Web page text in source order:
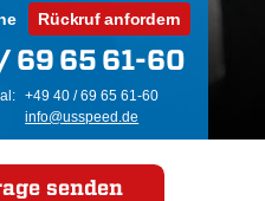
Rückruf anfordern
69 65 61-60
+49 40 / 69 65 61-60
info@usspeed.de
senden